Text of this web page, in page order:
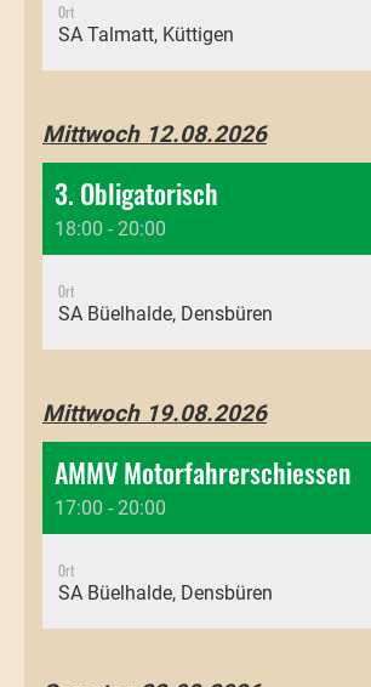
Ort
SA Talmatt, Küttigen
Mittwoch 12.08.2026
3. Obligatorisch
18:00 - 20:00
Ort
SA Büelhalde, Densbüren
Mittwoch 19.08.2026
AMMV Motorfahrerschiessen
17:00 - 20:00
Ort
SA Büelhalde, Densbüren